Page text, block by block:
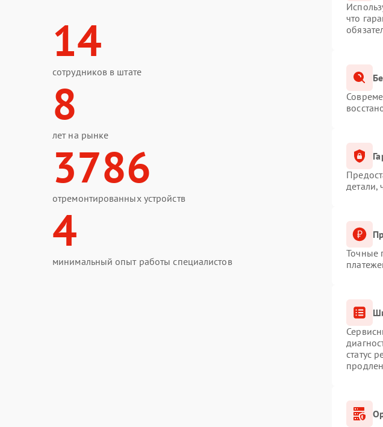
14
сотрудников в штате
8
лет на рынке
3786
отремонтированных устройств
4
минимальный опыт работы специалистов
что
детали,
Точные
статус